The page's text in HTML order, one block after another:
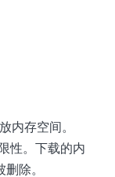
内存空间。
性。下载的内
除。